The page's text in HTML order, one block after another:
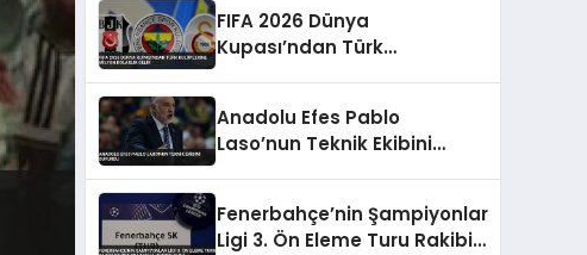
FIFA 2026 Dünya
Kupası’ndan Türk
Anadolu Efes Pablo
Laso’nun Teknik Ekibini
Fenerbahçe’nin Şampiyonlar
Ligi 3. Ön Eleme Turu Rakibi